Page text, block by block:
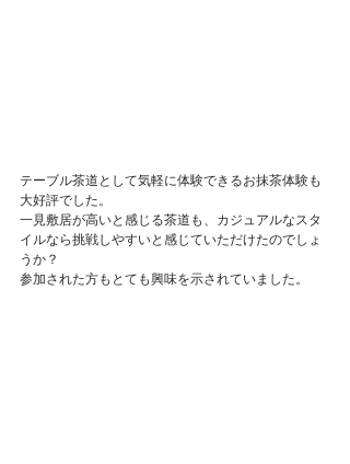
テーブル茶道として気軽に体験できるお抹茶体験も
大好評でした。
一見敷居が高いと感じる茶道も、カジュアルなスタ
イルなら挑戦しやすいと感じていただけたのでしょ
うか？
参加された方もとても興味を示されていました。